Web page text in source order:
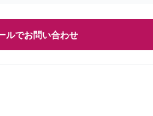
ルでお問い合わせ